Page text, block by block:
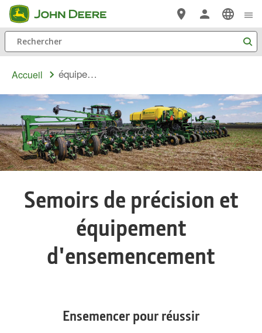
Passer au contenu principal
Rechercher
Accueil équipement ensemencement
Semoirs de précision et
équipement
d'ensemencement
Ensemencer pour réussir